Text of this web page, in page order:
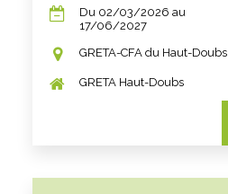
Du 02/03/2026 au
17/06/2027
GRETA-CFA du Haut-Doubs
GRETA Haut-Doubs